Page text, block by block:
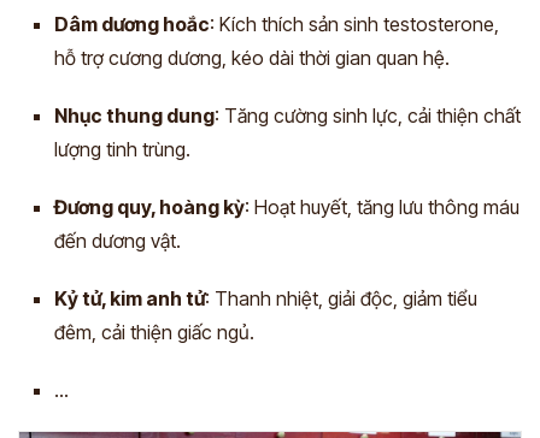
Dâm dương hoắc: Kích thích sản sinh testosterone,
hỗ trợ cương dương, kéo dài thời gian quan hệ.
Nhục thung dung: Tăng cường sinh lực, cải thiện chất
lượng tinh trùng.
Đương quy, hoàng kỳ: Hoạt huyết, tăng lưu thông máu
đến dương vật.
Kỷ tử, kim anh tử: Thanh nhiệt, giải độc, giảm tiểu
đêm, cải thiện giấc ngủ.
...